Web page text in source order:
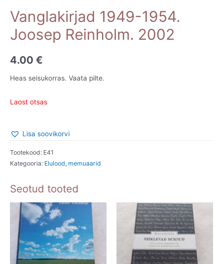
Vanglakirjad 1949-1954.
Joosep Reinholm. 2002
4.00 €
Heas seisukorras. Vaata pilte.
Laost otsas
Lisa soovikorvi
Tootekood: E41
Kategooria: Elulood, memuaarid
Seotud tooted